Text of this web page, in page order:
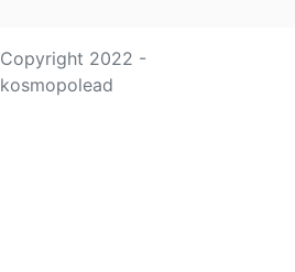
Copyright 2022 -
kosmopolead